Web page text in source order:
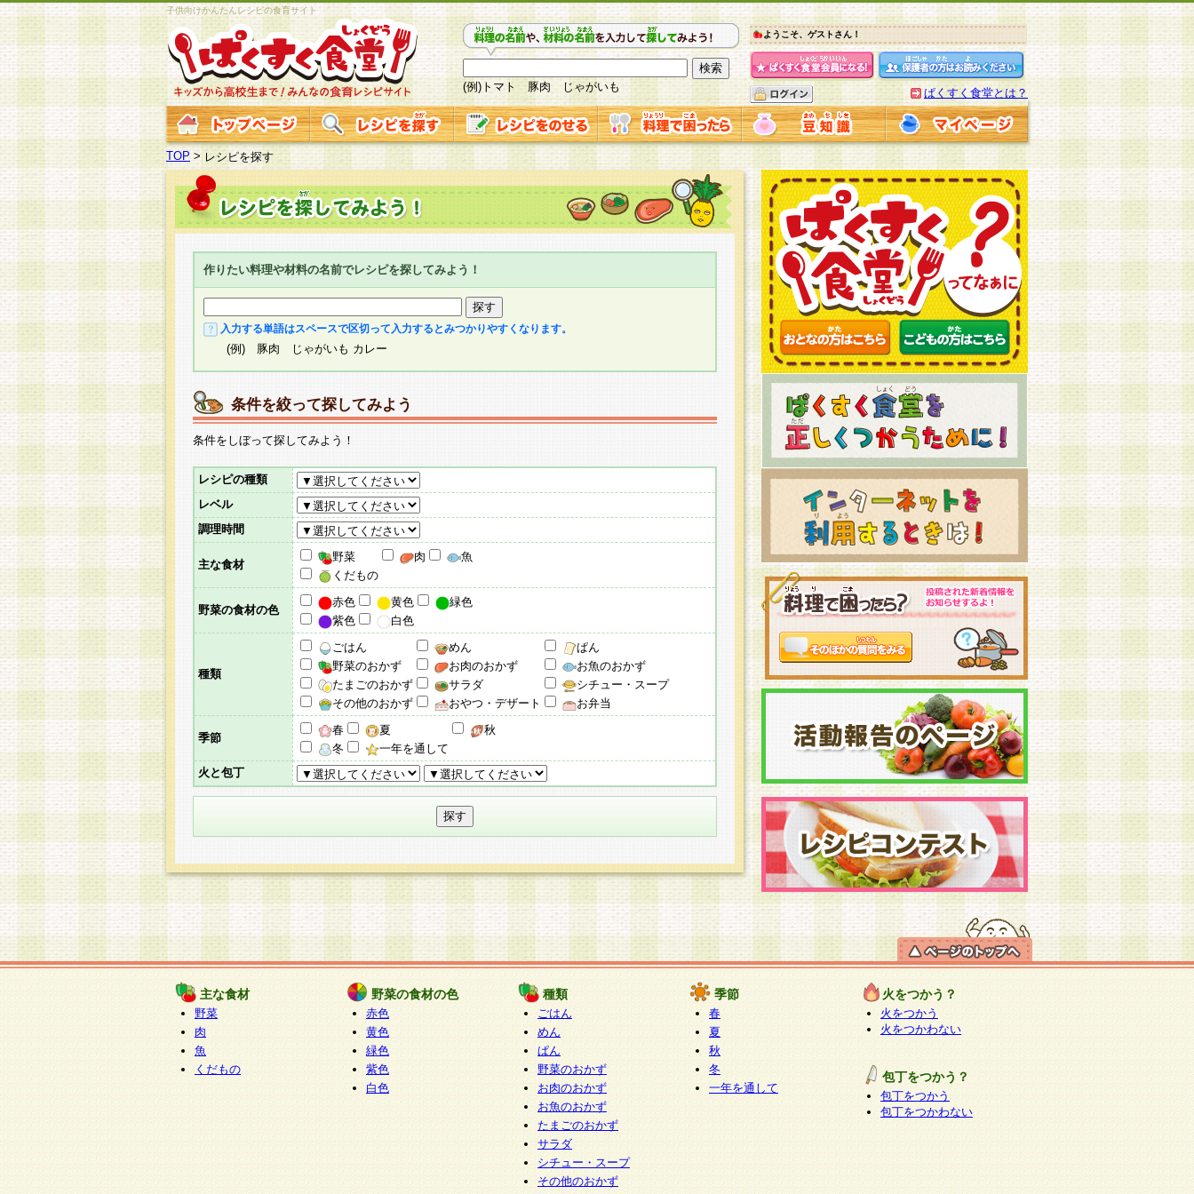
子供向けかんたんレシピの食育サイト
(例)トマト 豚肉 じゃがいも
ようこそ、ゲストさん！
ぱくすく食堂とは？
TOP >レシピを探す
作りたい料理や材料の名前でレシピを探してみよう！
入力する単語はスペースで区切って入力するとみつかりやすくなります。
(例) 豚肉 じゃがいも カレー
条件を絞って探してみよう
条件をしぼって探してみよう！
レシピの種類
レベル
調理時間
主な食材
野菜 肉
魚
くだもの
野菜の食材の色
赤色 黄色
緑色
紫色
白色
種類
ごはん めん
ぱん
野菜のおかず
お肉のおかず
お魚のおかず
たまごのおかず
サラダ
シチュー・スープ
その他のおかず
おやつ・デザート お弁当
季節
春 夏
秋
冬
一年を通して
火と包丁
主な食材
野菜
肉
魚
くだもの
野菜の食材の色
赤色
黄色
緑色
紫色
白色
種類
ごはん
めん
ぱん
野菜のおかず
お肉のおかず
お魚のおかず
たまごのおかず
サラダ
シチュー・スープ
その他のおかず
季節
春
夏
秋
冬
一年を通して
火をつかう？
火をつかう
火をつかわない
包丁をつかう？
包丁をつかう
包丁をつかわない